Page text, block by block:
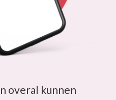
overal kunnen